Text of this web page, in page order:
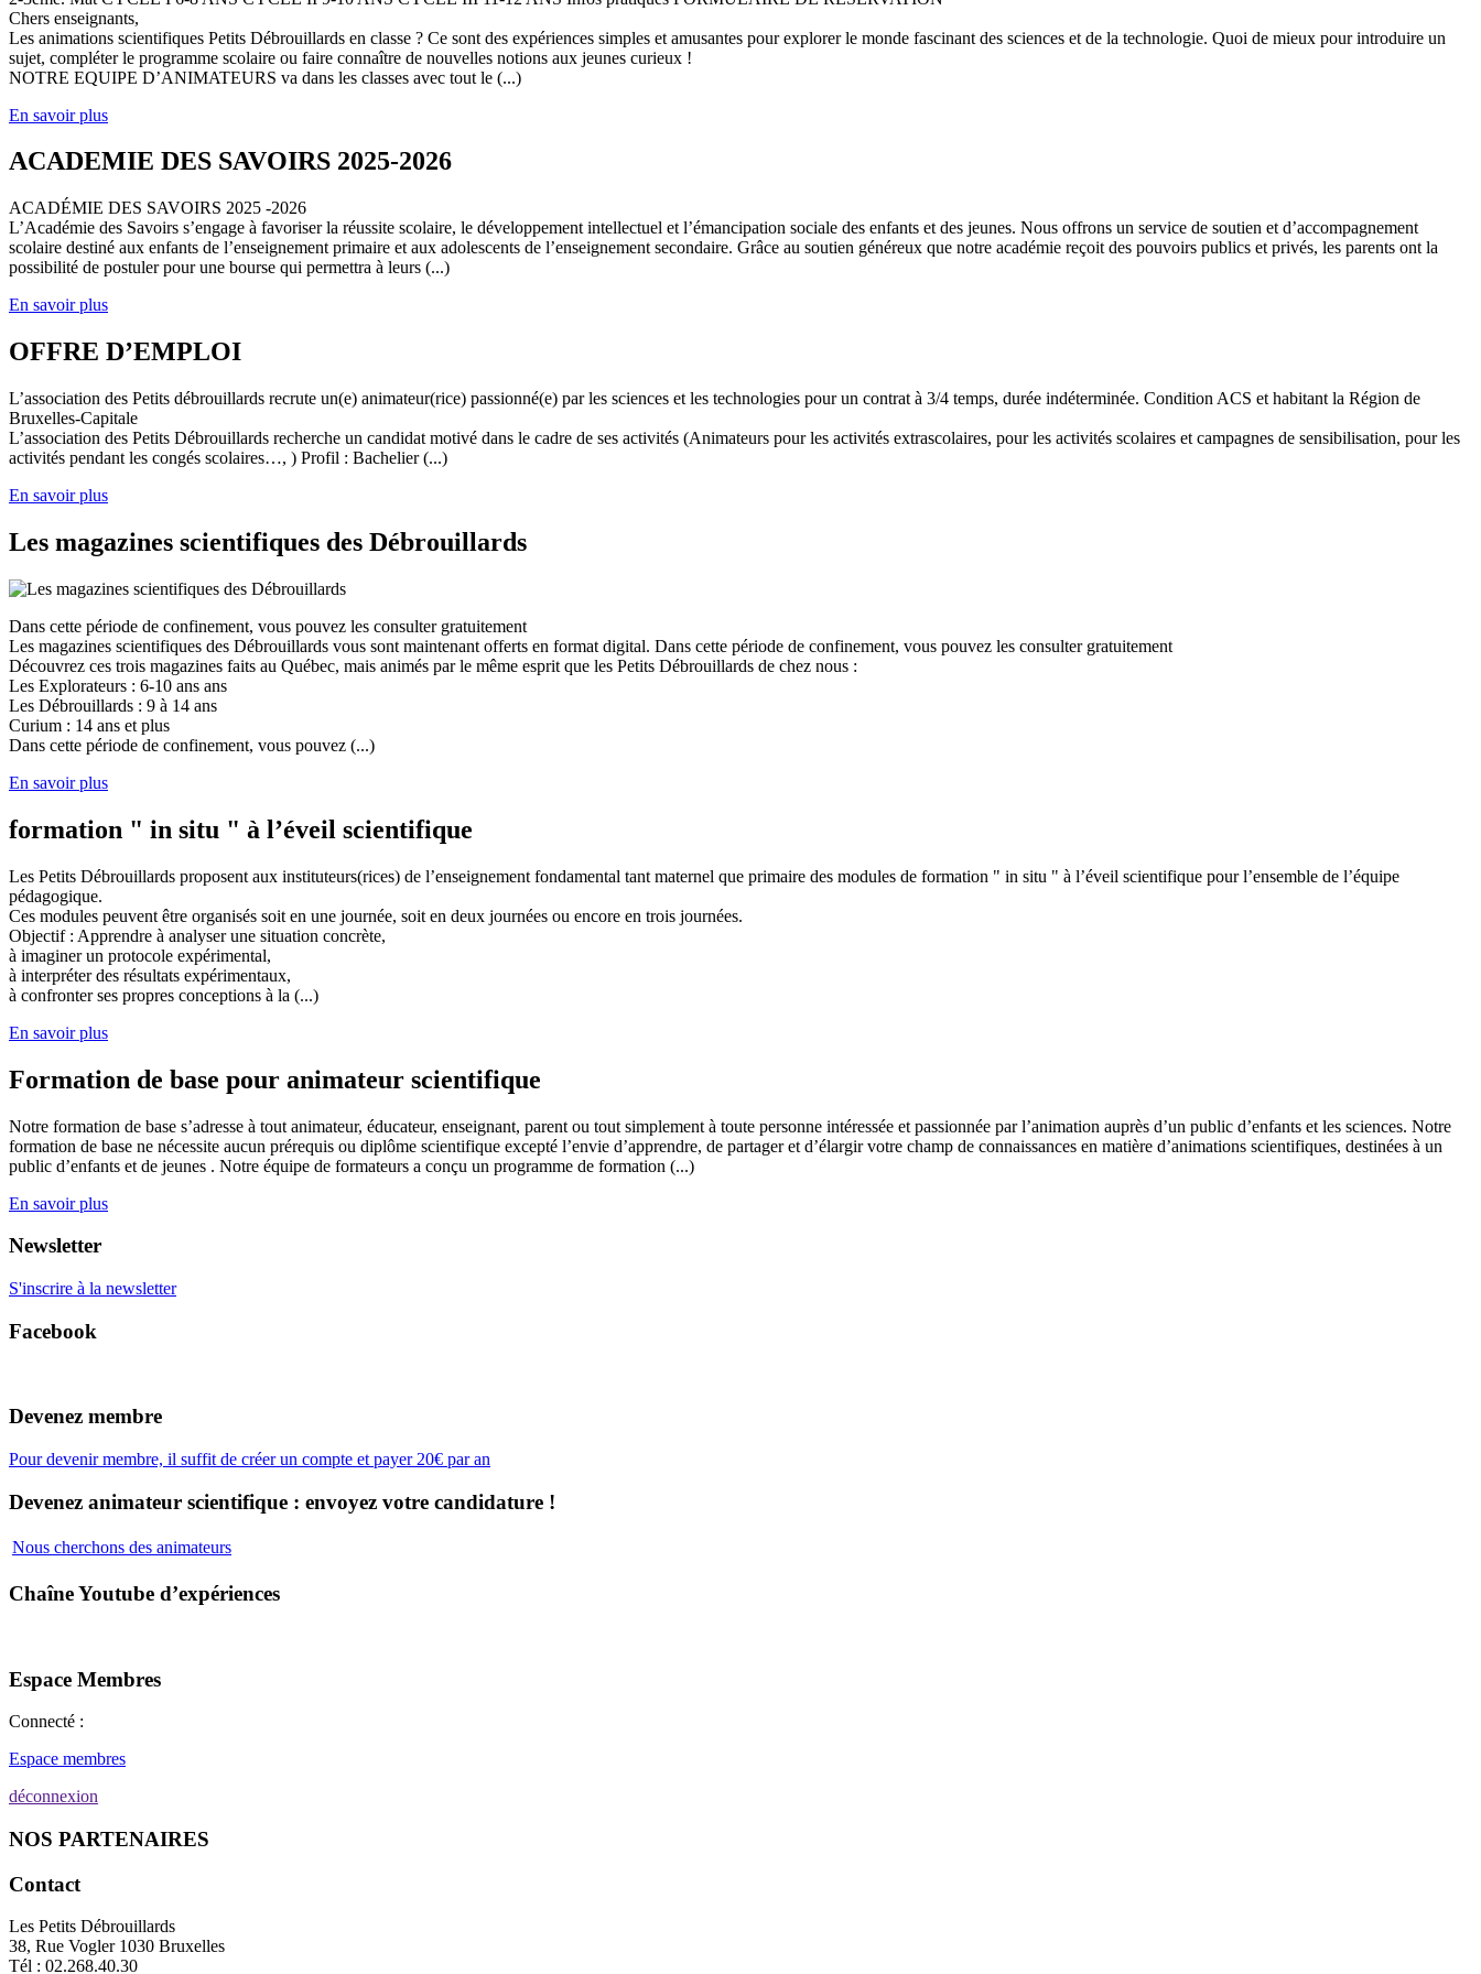
Chers enseignants,
Les animations scientifiques Petits Débrouillards en classe ? Ce sont des expériences simples et amusantes pour explorer le monde fascinant des sciences et de la technologie. Quoi de mieux pour introduire un
sujet, compléter le programme scolaire ou faire connaître de nouvelles notions aux jeunes curieux !
NOTRE EQUIPE D’ANIMATEURS va dans les classes avec tout le (...)
En savoir plus
ACADEMIE DES SAVOIRS 2025-2026
ACADÉMIE DES SAVOIRS 2025 -2026
L’Académie des Savoirs s’engage à favoriser la réussite scolaire, le développement intellectuel et l’émancipation sociale des enfants et des jeunes. Nous offrons un service de soutien et d’accompagnement
scolaire destiné aux enfants de l’enseignement primaire et aux adolescents de l’enseignement secondaire. Grâce au soutien généreux que notre académie reçoit des pouvoirs publics et privés, les parents ont la
possibilité de postuler pour une bourse qui permettra à leurs (...)
En savoir plus
OFFRE D’EMPLOI
L’association des Petits débrouillards recrute un(e) animateur(rice) passionné(e) par les sciences et les technologies pour un contrat à 3/4 temps, durée indéterminée. Condition ACS et habitant la Région de
Bruxelles-Capitale
L’association des Petits Débrouillards recherche un candidat motivé dans le cadre de ses activités (Animateurs pour les activités extrascolaires, pour les activités scolaires et campagnes de sensibilisation, pour les
activités pendant les congés scolaires…, ) Profil : Bachelier (...)
En savoir plus
Les magazines scientifiques des Débrouillards
Dans cette période de confinement, vous pouvez les consulter gratuitement
Les magazines scientifiques des Débrouillards vous sont maintenant offerts en format digital. Dans cette période de confinement, vous pouvez les consulter gratuitement
Découvrez ces trois magazines faits au Québec, mais animés par le même esprit que les Petits Débrouillards de chez nous :
Les Explorateurs : 6-10 ans ans
Les Débrouillards : 9 à 14 ans
Curium : 14 ans et plus
Dans cette période de confinement, vous pouvez (...)
En savoir plus
formation " in situ " à l’éveil scientifique
Les Petits Débrouillards proposent aux instituteurs(rices) de l’enseignement fondamental tant maternel que primaire des modules de formation " in situ " à l’éveil scientifique pour l’ensemble de l’équipe
pédagogique.
Ces modules peuvent être organisés soit en une journée, soit en deux journées ou encore en trois journées.
Objectif : Apprendre à analyser une situation concrète,
à imaginer un protocole expérimental,
à interpréter des résultats expérimentaux,
à confronter ses propres conceptions à la (...)
En savoir plus
Formation de base pour animateur scientifique
Notre formation de base s’adresse à tout animateur, éducateur, enseignant, parent ou tout simplement à toute personne intéressée et passionnée par l’animation auprès d’un public d’enfants et les sciences. Notre
formation de base ne nécessite aucun prérequis ou diplôme scientifique excepté l’envie d’apprendre, de partager et d’élargir votre champ de connaissances en matière d’animations scientifiques, destinées à un
public d’enfants et de jeunes . Notre équipe de formateurs a conçu un programme de formation (...)
En savoir plus
Newsletter
S'inscrire à la newsletter
Facebook
Devenez membre
Pour devenir membre, il suffit de créer un compte et payer 20€ par an
Devenez animateur scientifique : envoyez votre candidature !
Nous cherchons des animateurs
Chaîne Youtube d’expériences
Espace Membres
Connecté :
Espace membres
déconnexion
NOS PARTENAIRES
Contact
Les Petits Débrouillards
38, Rue Vogler 1030 Bruxelles
Tél : 02.268.40.30